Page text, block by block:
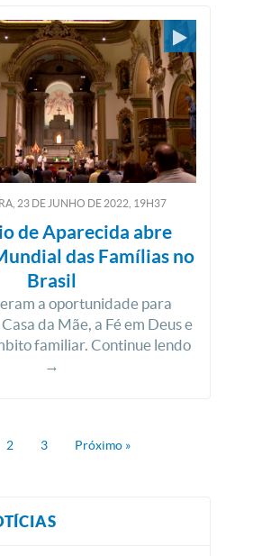
23DEJUNHO DE2022, 19H37
de Aparecida abre
das Famílias no
Brasil
a oportunidade para
da Mãe, a Fé em Deus e
familiar. Continue lendo
→
2 3 Próximo »